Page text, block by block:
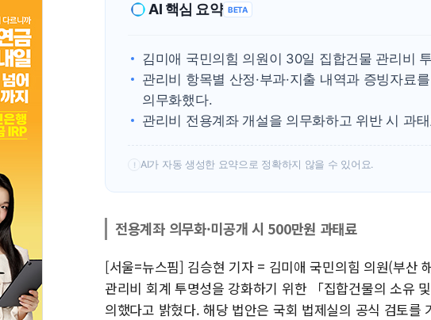
AI 핵심 요약 BETA
김미애 국민의힘 의원이 30일 집합건물 관리비
관리비 항목별 산정·부과·지출 내역과 증빙자료
의무화했다.
관리비 전용계좌 개설을 의무화하고 위반 시 과
! AI가 자동 생성한 요약으로 정확하지 않을 수 있어요.
전용계좌 의무화·미공개 시 500만원 과태료
[서울=뉴스핌] 김승현 기자 = 김미애 국민의힘 의원(부산
관리비 회계 투명성을 강화하기 위한 「집합건물의 소유
의했다고 밝혔다. 해당 법안은 국회 법제실의 공식 검토를